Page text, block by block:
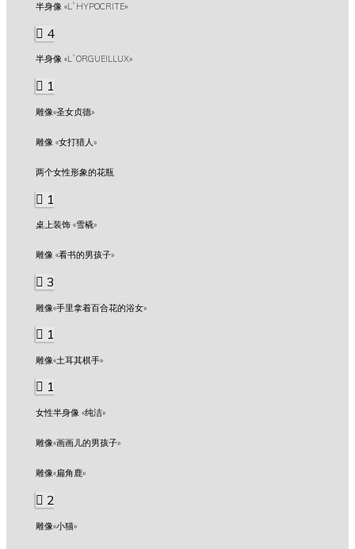
半身像 «L`HYPOCRITE»
4
半身像 «L`ORGUEILLUX»
1
雕像«圣女贞德»
雕像 «女打猎人»
两个女性形象的花瓶
1
桌上装饰 «雪橇»
雕像 «看书的男孩子»
3
雕像«手里拿着百合花的浴女»
1
雕像«土耳其棋手»
1
女性半身像 «纯洁»
雕像«画画儿的男孩子»
雕像«扁角鹿»
2
雕像«小猫»